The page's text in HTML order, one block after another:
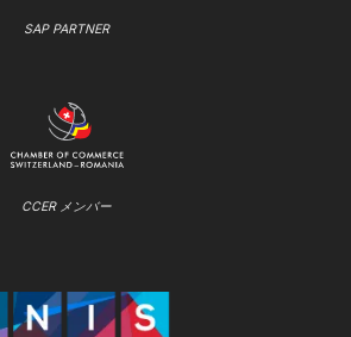
SAP PARTNER
CCER メンバー